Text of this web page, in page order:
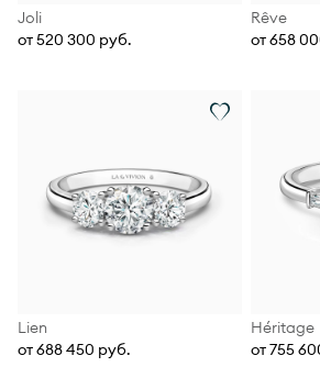
Joli
от 520 300 руб.
Rêve
от 658
Lien
от 688 450 руб.
Héritage
от 755